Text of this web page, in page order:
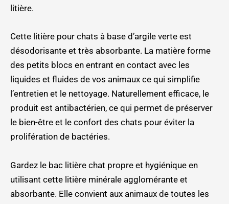
litière.
Cette litière pour chats à base d’argile verte est
désodorisante et très absorbante. La matière forme
des petits blocs en entrant en contact avec les
liquides et fluides de vos animaux ce qui simplifie
l’entretien et le nettoyage. Naturellement efficace, le
produit est antibactérien, ce qui permet de préserver
le bien-être et le confort des chats pour éviter la
prolifération de bactéries.
Gardez le bac litière chat propre et hygiénique en
utilisant cette litière minérale agglomérante et
absorbante. Elle convient aux animaux de toutes les